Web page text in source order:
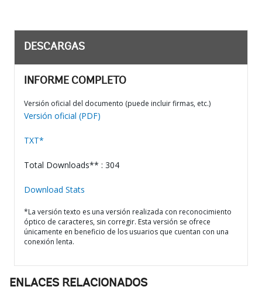
DESCARGAS
INFORME COMPLETO
Versión oficial del documento (puede incluir firmas, etc.)
Versión oficial (PDF)
TXT*
Total Downloads** : 304
Download Stats
*La versión texto es una versión realizada con reconocimiento
óptico de caracteres, sin corregir. Esta versión se ofrece
únicamente en beneficio de los usuarios que cuentan con una
conexión lenta.
ENLACES RELACIONADOS